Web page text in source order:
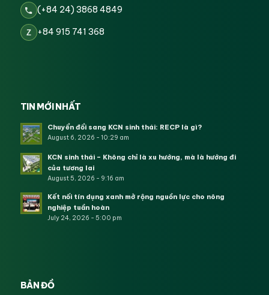
(+84 24) 3868 4849
Z +84 915 741 368
TIN MỚI NHẤT
Chuyển đổi sang KCN sinh thái: RECP là gì?
August 6, 2026 - 10:29 am
KCN sinh thái – Không chỉ là xu hướng, mà là hướng đi
của tương lai
August 5, 2026 - 9:16 am
Kết nối tín dụng xanh mở rộng nguồn lực cho nông
nghiệp tuần hoàn
July 24, 2026 - 5:00 pm
BẢN ĐỒ